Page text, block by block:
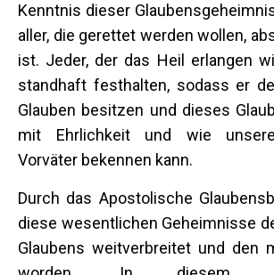
Kenntnis dieser
aller, die gerettet werden wollen,
ist. Jeder, der das Heil erlangen
standhaft festhalten, sodass er
Glauben besitzen und dieses
mit Ehrlichkeit und wie
Vorväter bekennen kann.
Durch das Apostolische
diese wesentlichen Geheimnisse
Glaubens weitverbreitet und den